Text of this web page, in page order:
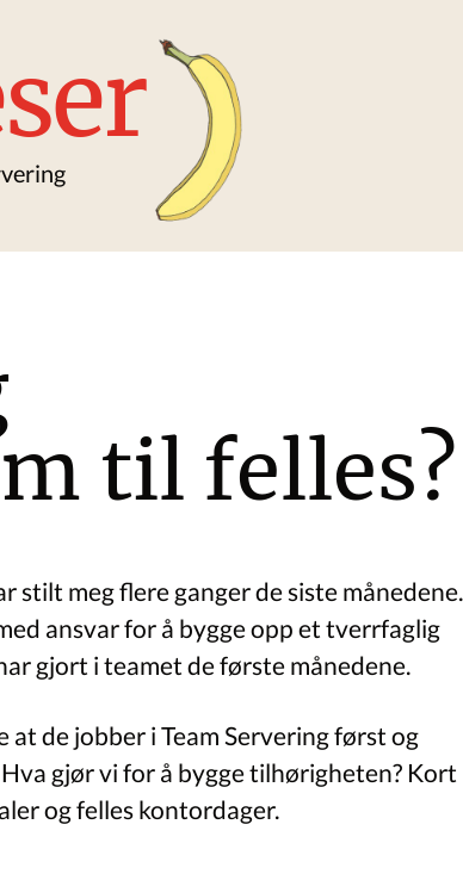
til felles?
stilt meg flere ganger de siste månedene.
ansvar for å bygge opp et tverrfaglig
gjort i teamet de første månedene.
at de jobber i Team Servering først og
gjør vi for å bygge tilhørigheten? Kort
og felles kontordager.